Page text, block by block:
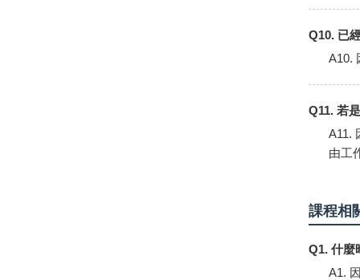
Q10. 已
A10.
Q11. 若
A11.
由工
課程相
Q1. 什麼
A1.